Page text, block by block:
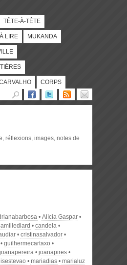
TÊTE-À-TÊTE
À LIRE MUKANDA
CORPS
réflexions, images, notes de
Alícia Gaspar
candela
cristinasalvador
guilhermecartaxo
joanapereira
joanapires
mariadias
marialuz